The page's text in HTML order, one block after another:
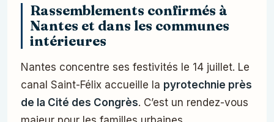
Rassemblements confirmés à
Nantes et dans les communes
intérieures
Nantes concentre ses festivités le 14 juillet. Le
canal Saint-Félix accueille la pyrotechnie près
de la Cité des Congrès. C’est un rendez-vous